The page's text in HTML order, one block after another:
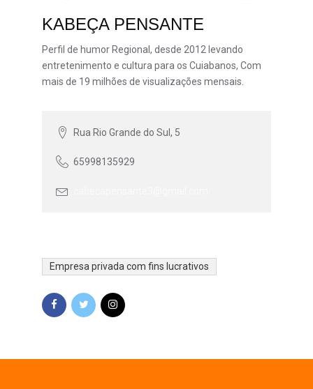
KABEÇA PENSANTE
Perfil de humor Regional, desde 2012 levando
entretenimento e cultura para os Cuiabanos, Com
mais de 19 milhões de visualizações mensais.
Rua Rio Grande do Sul, 5
65998135929
Empresa privada com fins lucrativos